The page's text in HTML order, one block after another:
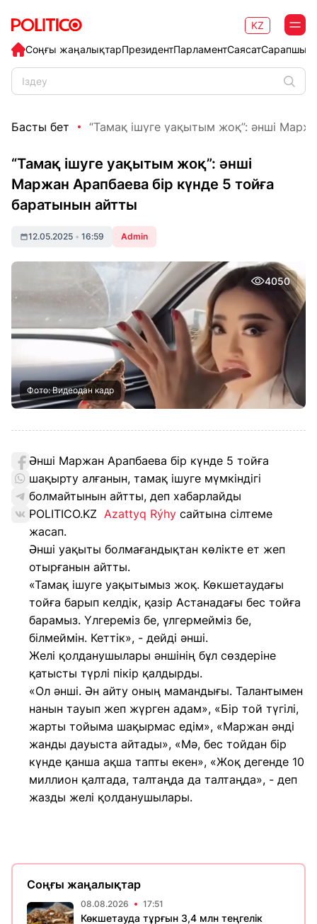
Соңғы жаңалықтарПрезидентПарламентСаясат
KZ
Басты бет “Тамақ ішуге уақытым жоқ”: әнші
“Тамақ ішуге уақытым жоқ”: әнші
Маржан Арапбаева бір күнде 5 тойға
баратынын айтты
12.05.2025 • 16:59 Admin
4050
Фото: Видеодан кадр
Әнші Маржан Арапбаева бір күнде 5 тойға
шақырту алғанын, тамақ ішуге мүмкіндігі
болмайтынын айтты, деп хабарлайды
POLITICO.KZ Azattyq Rýhy сайтына сілтеме
жасап.
Әнші уақыты болмағандықтан көлікте ет жеп
отырғанын айтты.
«Тамақ ішуге уақытымыз жоқ. Көкшетаудағы
тойға барып келдік, қазір Астанадағы бес тойға
барамыз. Үлгереміз бе, үлгермейміз бе,
білмеймін. Кеттік», - дейді әнші.
Желі қолданушылары әншінің бұл сөздеріне
қатысты түрлі пікір қалдырды.
«Ол әнші. Ән айту оның мамандығы. Талантымен
нанын тауып жеп жүрген адам», «Бір той түгілі,
жарты тойыма шақырмас едім», «Маржан әнді
жанды дауыста айтады», «Мә, бес тойдан бір
күнде қанша ақша тапты екен», «Жоқ дегенде 10
миллион қалтада, талтаңда да талтаңда», - деп
жазды желі қолданушылары.
Соңғы жаңалықтар
08.08.2026 17:51
Көкшетауда тұрғын 3,4 млн теңгелік